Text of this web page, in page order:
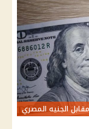
الجنيه المصري